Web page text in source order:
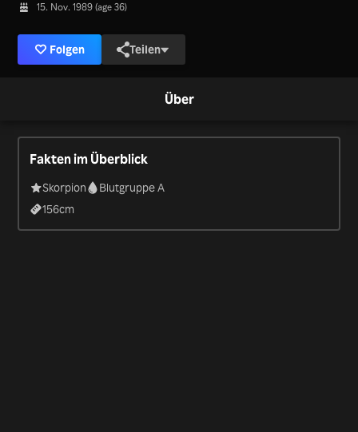
15. Nov. 1989 (age 36)
Folgen Teilen
Über
Fakten im Überblick
Skorpion
Blutgruppe A
156cm